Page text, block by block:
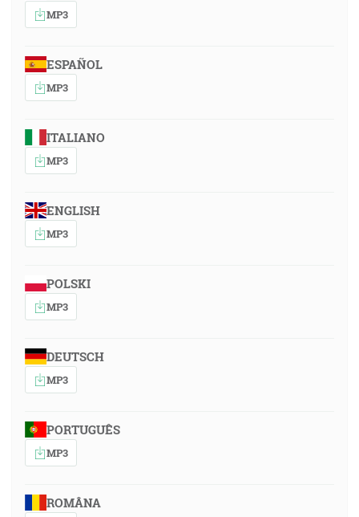
MP3
ESPAÑOL
MP3
ITALIANO
MP3
ENGLISH
MP3
POLSKI
MP3
DEUTSCH
MP3
PORTUGUÊS
MP3
ROMÂNA